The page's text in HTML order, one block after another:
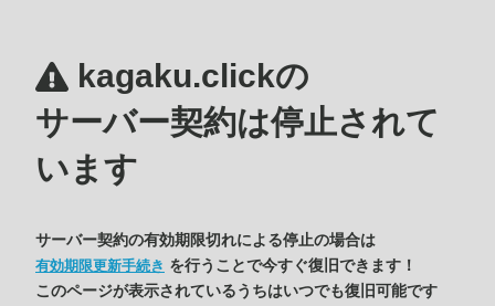
kagaku.clickの
サーバー契約は停止されて
います
サーバー契約の有効期限切れによる停止の場合は
有効期限更新手続き を行うことで今すぐ復旧できます！
このページが表示されているうちはいつでも復旧可能です